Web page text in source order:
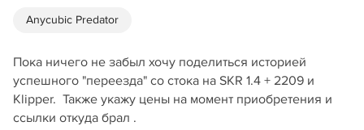
Anycubic Predator
Пока ничего не забыл хочу поделиться историей
успешного "переезда" со стока на SKR 1.4 + 2209 и
Klipper. Также укажу цены на момент приобретения и
ссылки откуда брал .